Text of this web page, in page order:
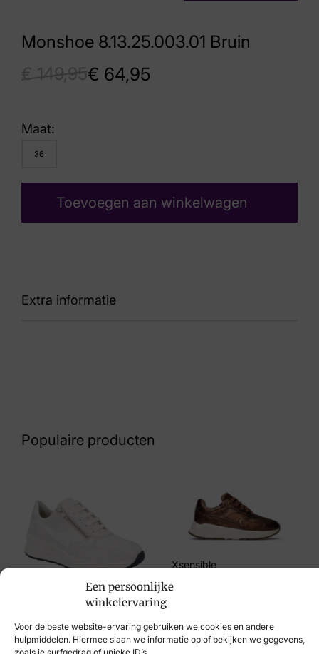
Een persoonlijke
winkelervaring
Voor de beste website-ervaring gebruiken we cookies en andere
hulpmiddelen. Hiermee slaan we informatie op of bekijken we gegevens,
zoals je surfgedrag of unieke ID’s.
Monshoe 8.13.25.003.01 Bruin
€ 64,95
Maat:
36
Toevoegen aan winkelwagen
Extra informatie
Merk
Monshoe
Artikelnummer
8.13.25.003.01
Populaire producten
€214,95
Xsensible
€